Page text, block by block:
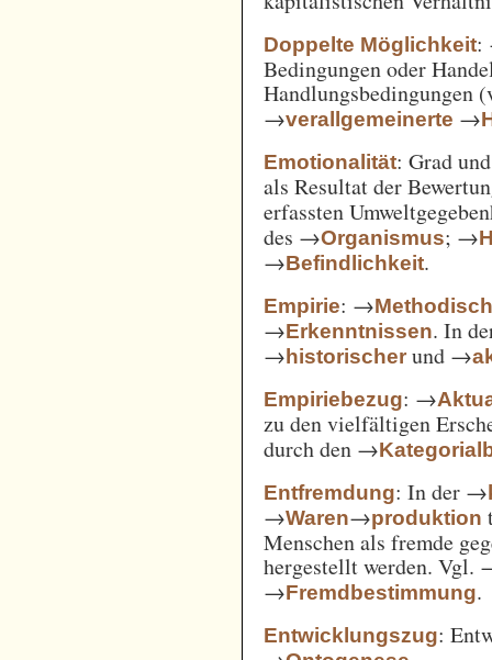
Doppelte Möglichkeit:
Bedingungen oder
Handlungsbedingungen
→verallgemeinerte →
Emotionalität: Grad
als Resultat der
erfassten
des →Organismus; →
→Befindlichkeit.
Empirie: →
→Erkenntnissen. In
→historischer und →
Empiriebezug: →
zu den vielfältigen
durch den →
Entfremdung: In der →
→Waren→produktion
Menschen als fremde
hergestellt werden. Vgl.
→Fremdbestimmung.
Entwicklungszug: